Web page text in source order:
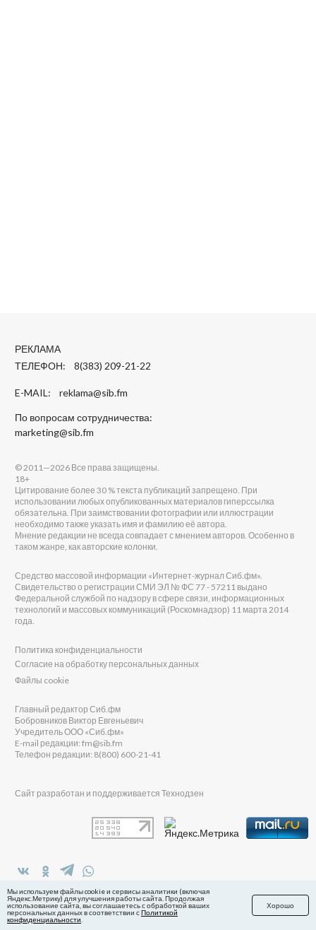
РЕКЛАМА
ТЕЛЕФОН: 8(383) 209-21-22
E-MAIL: reklama@sib.fm
По вопросам сотрудничества:
marketing@sib.fm
в Яндекс.Дзен
© 2011—2026 Все права защищены.
18+
Цитирование более 30 % текста публикаций запрещено. При
использовании любых опубликованных материалов гиперссылка
обязательна. При заимствовании фотографии или иллюстрации
необходимо также указать имя и фамилию её автора.
Мнение редакции не всегда совпадает с мнением авторов. Особенно в
таком жанре, как авторские колонки.
Средство массовой информации «Интернет-журнал Сиб.фм».
Свидетельство о регистрации СМИ ЭЛ № ФС 77 - 57211 выдано
Федеральной службой по надзору в сфере связи, информационных
технологий и массовых коммуникаций (Роскомнадзор) 11 марта 2014
года.
Политика конфиденциальности
Согласие на обработку персональных данных
Файлы cookie
Главный редактор Сиб.фм
Бобровников Виктор Евгеньевич
Учредитель ООО «Сиб.фм»
E-mail редакции: fm@sib.fm
Телефон редакции: 8(800) 600-21-41
Сайт разработан и поддерживается Технодзен
Мы используем файлы cookie и сервисы аналитики (включая
Яндекс.Метрику) для улучшения работы сайта. Продолжая
использование сайта, вы соглашаетесь с обработкой ваших
персональных данных в соответствии сПолитикой
конфиденциальности
Хорошо